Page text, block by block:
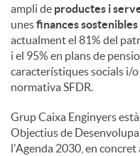
ampli de productes i
unesfinances
actualment el 81% del
i el 95% en plans de
característiques socials i/
normativa SFDR.
Grup Caixa Enginyers
Objectius de
l'Agenda 2030, en